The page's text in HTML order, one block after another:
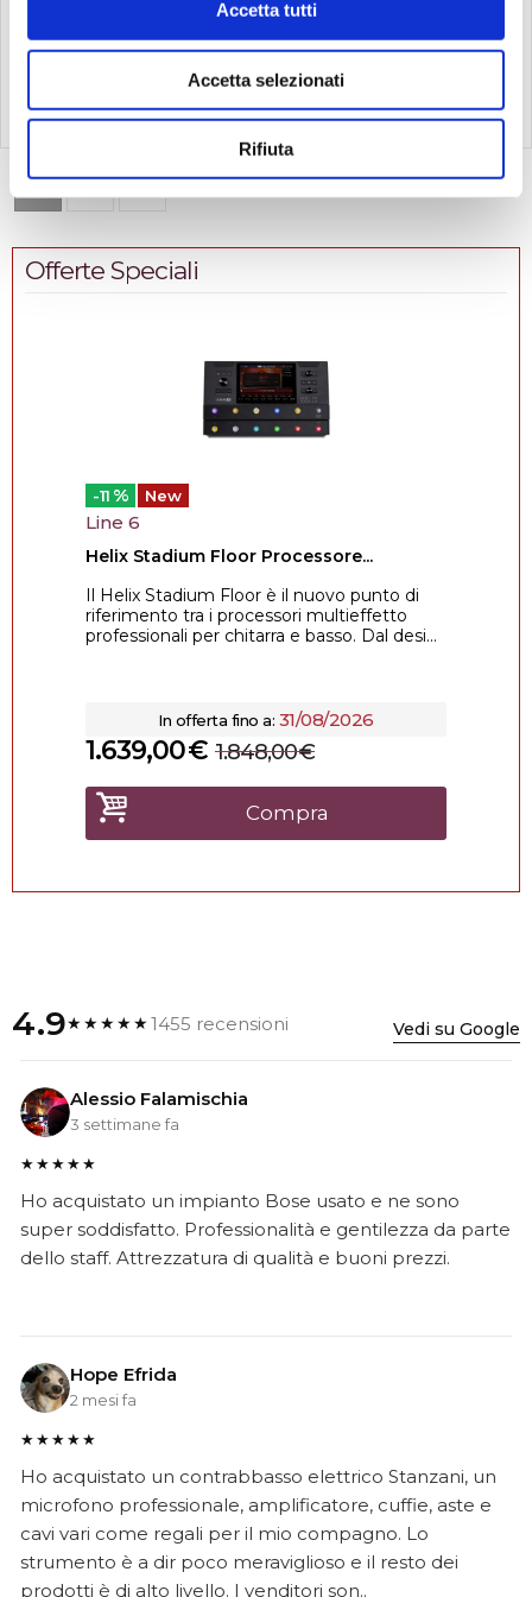
Accetta tutti
Accetta selezionati
Rifiuta
Compra
NuBone® - corde Aquila
Super Nylgut®
145,00
1 2 Vedi1-24di48
Offerte Speciali
-11 % New
Line 6
Helix Stadium Floor Processore...
Il Helix Stadium Floor è il nuovo punto di
riferimento tra i processori multieffetto
professionali per chitarra e basso. Dal desi...
In offerta fino a: 31/08/2026
€
1.639,00 €
1.848,00
Compra
4.9★★★★★1455 recensioni Vedi su Google
Alessio Falamischia
3 settimane fa
★★★★★
Ho acquistato un impianto Bose usato e ne sono
super soddisfatto. Professionalità e gentilezza da parte
dello staff. Attrezzatura di qualità e buoni prezzi.
Hope Efrida
2 mesi fa
★★★★★
Ho acquistato un contrabbasso elettrico Stanzani, un
microfono professionale, amplificatore, cuffie, aste e
cavi vari come regali per il mio compagno. Lo
strumento è a dir poco meraviglioso e il resto dei
prodotti è di alto livello. I venditori son..